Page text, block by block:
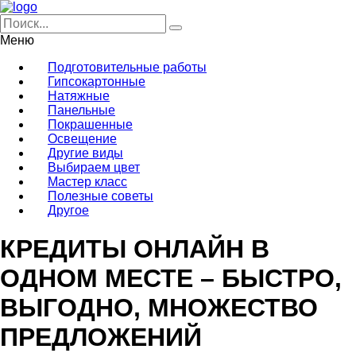
Меню
Подготовительные работы
Гипсокартонные
Натяжные
Панельные
Покрашенные
Освещение
Другие виды
Выбираем цвет
Мастер класс
Полезные советы
Другое
КРЕДИТЫ ОНЛАЙН В
ОДНОМ МЕСТЕ – БЫСТРО,
ВЫГОДНО, МНОЖЕСТВО
ПРЕДЛОЖЕНИЙ